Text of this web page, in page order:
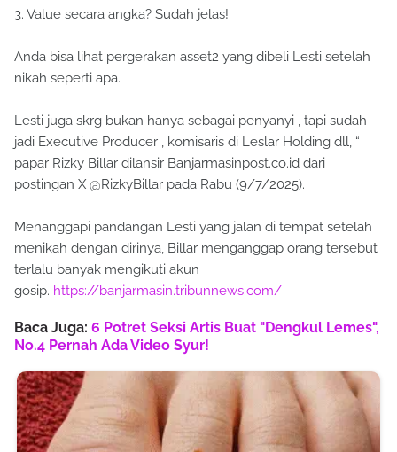
3. Value secara angka? Sudah jelas!
Anda bisa lihat pergerakan asset2 yang dibeli Lesti setelah
nikah seperti apa.
Lesti juga skrg bukan hanya sebagai penyanyi , tapi sudah
jadi Executive Producer , komisaris di Leslar Holding dll, “
papar Rizky Billar dilansir Banjarmasinpost.co.id dari
postingan X @RizkyBillar pada Rabu (9/7/2025).
Menanggapi pandangan Lesti yang jalan di tempat setelah
menikah dengan dirinya, Billar menganggap orang tersebut
terlalu banyak mengikuti akun
gosip. https://banjarmasin.tribunnews.com/
Baca Juga: 6 Potret Seksi Artis Buat "Dengkul Lemes",
No.4 Pernah Ada Video Syur!